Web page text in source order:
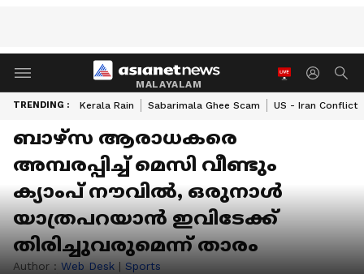
MALAYALAM
TRENDING : Kerala Rain Sabarimala Ghee Scam US - Iran Conflict
ബാഴ്സ ആരാധകരെ
അമ്പരപ്പിച്ച് മെസി വീണ്ടും
ക്യാംപ് നൗവില്‍, ഒരുനാള്‍
യാത്രപറയാന്‍ ഇവിടേക്ക്
തിരിച്ചുവരുമെന്ന് താരം
Author : Web Desk | Sports